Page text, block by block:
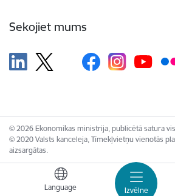
Izvēlne
Language
Sekojiet mums
© 2026 Ekonomikas ministrija, publicētā satura
© 2020 Valsts kanceleja, Tīmekļvietņu vienotās
aizsargātas.